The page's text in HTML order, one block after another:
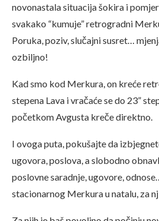
novonastala situacija šokira i
svakako “kumuje” retrogradni
Poruka, poziv, slučajni susret…
ozbiljno!
Kad smo kod Merkura, on kreće
stepena Lava i vračaće se do 23”
početkom Avgusta kreče direktno.
I ovoga puta, pokušajte da
ugovora, poslova, a slobodno
poslovne saradnje, ugovore,
stacionarnog Merkura u natalu, za